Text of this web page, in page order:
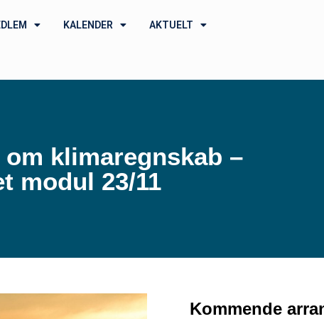
KALENDER AKTUELT
klimaregnskab –
modul 23/11
Kommende